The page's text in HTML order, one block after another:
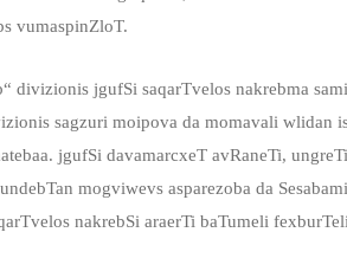
vumaspinZloT.
divizionis jgufSi saqarTvelos nakrebma
sagzuri moipova da momavali wlidan
jgufSi davamarcxeT avRaneTi,
mogviwevs asparezoba da
nakrebSi araerTi baTumeli